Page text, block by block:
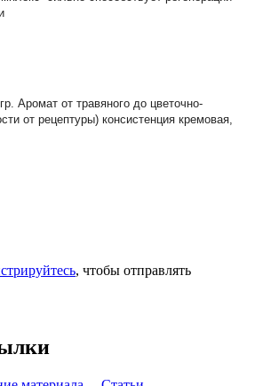
Аромат от травяного до цветочно-
от рецептуры) консистенция кремовая,
, чтобы отправлять